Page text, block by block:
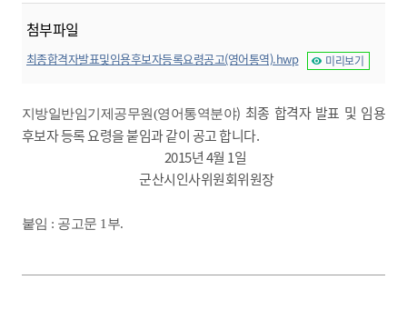
첨부파일
최종합격자발표및임용후보자등록요령공고(영어통역).hwp 미리보기
지방일반임기제공무원(영어통역분야) 최종 합격자 발표 및 임용
후보자 등록 요령을 붙임과 같이 공고 합니다.
2015년 4월 1일
군산시인사위원회위원장
붙임 : 공고문 1부.